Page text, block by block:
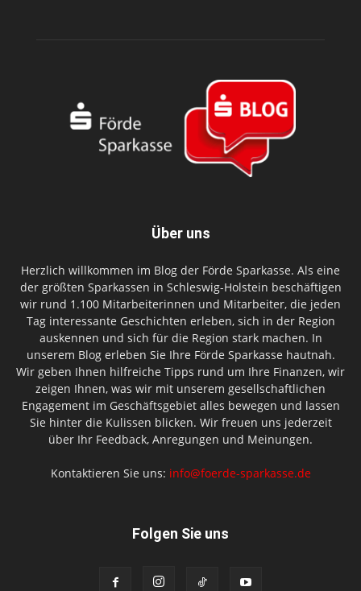
Über uns
Herzlich willkommen im Blog der Förde Sparkasse. Als eine
der größten Sparkassen in Schleswig-Holstein beschäftigen
wir rund 1.100 Mitarbeiterinnen und Mitarbeiter, die jeden
Tag interessante Geschichten erleben, sich in der Region
auskennen und sich für die Region stark machen. In
unserem Blog erleben Sie Ihre Förde Sparkasse hautnah.
Wir geben Ihnen hilfreiche Tipps rund um Ihre Finanzen, wir
zeigen Ihnen, was wir mit unserem gesellschaftlichen
Engagement im Geschäftsgebiet alles bewegen und lassen
Sie hinter die Kulissen blicken. Wir freuen uns jederzeit
über Ihr Feedback, Anregungen und Meinungen.
Kontaktieren Sie uns: info@foerde-sparkasse.de
Folgen Sie uns